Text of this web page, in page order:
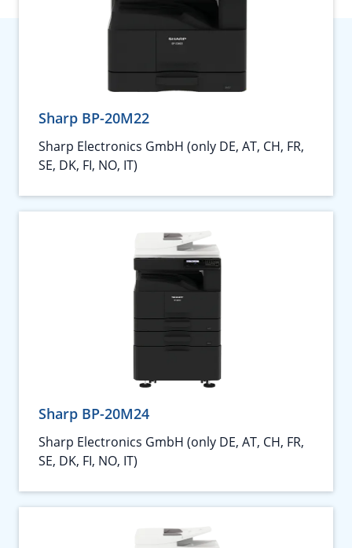
Sharp BP-20M22
Sharp Electronics GmbH (only DE, AT, CH, FR,
SE, DK, FI, NO, IT)
Sharp BP-20M24
Sharp Electronics GmbH (only DE, AT, CH, FR,
SE, DK, FI, NO, IT)